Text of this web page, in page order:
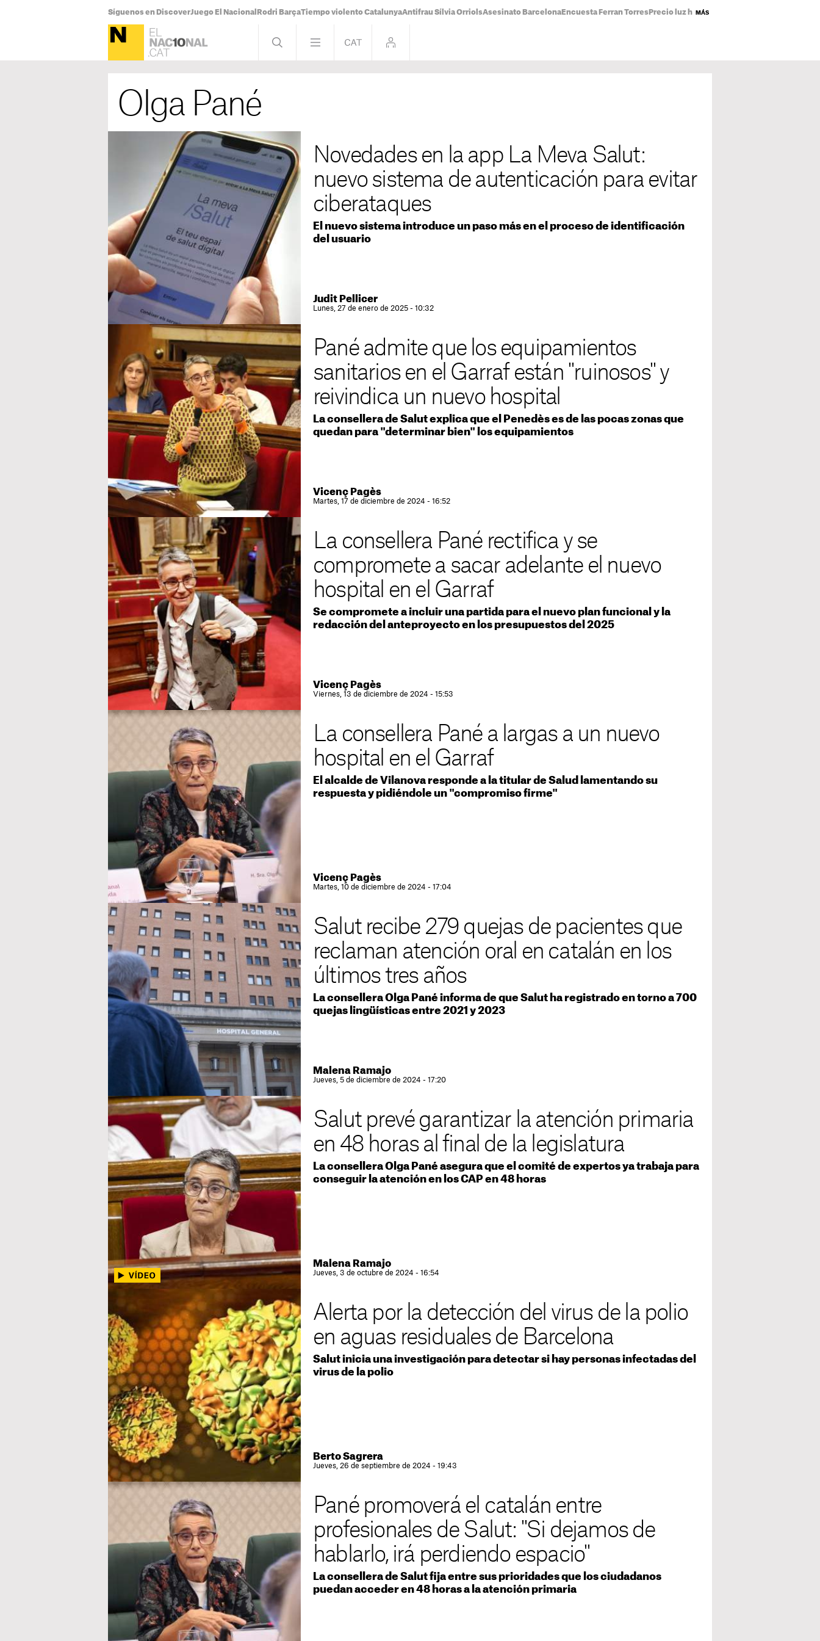
Síguenos en DiscoverJuego El Nacional Rodri BarçaTiempo violento CatalunyaAntifrau Sílvia OrriolsAsesinato Barcelona Encuesta Ferran Torres Precio luz hoyAbdoul El-Sayed
MÁS
Olga Pané
Novedades en la app La Meva Salut:
nuevo sistema de autenticación para evitar
ciberataques
El nuevo sistema introduce un paso más en el proceso de identificación
del usuario
Judit Pellicer
Lunes, 27 de enero de 2025 - 10:32
Pané admite que los equipamientos
sanitarios en el Garraf están "ruinosos" y
reivindica un nuevo hospital
La consellera de Salut explica que el Penedès es de las pocas zonas que
quedan para "determinar bien" los equipamientos
Vicenç Pagès
Martes, 17 de diciembre de 2024 - 16:52
La consellera Pané rectifica y se
compromete a sacar adelante el nuevo
hospital en el Garraf
Se compromete a incluir una partida para el nuevo plan funcional y la
redacción del anteproyecto en los presupuestos del 2025
Vicenç Pagès
Viernes, 13 de diciembre de 2024 - 15:53
La consellera Pané a largas a un nuevo
hospital en el Garraf
El alcalde de Vilanova responde a la titular de Salud lamentando su
respuesta y pidiéndole un "compromiso firme"
Vicenç Pagès
Martes, 10 de diciembre de 2024 - 17:04
Salut recibe 279 quejas de pacientes que
reclaman atención oral en catalán en los
últimos tres años
La consellera Olga Pané informa de que Salut ha registrado en torno a 700
quejas lingüísticas entre 2021 y 2023
Malena Ramajo
Jueves, 5 de diciembre de 2024 - 17:20
Salut prevé garantizar la atención primaria
en 48 horas al final de la legislatura
La consellera Olga Pané asegura que el comité de expertos ya trabaja para
conseguir la atención en los CAP en 48 horas
Malena Ramajo
Jueves, 3 de octubre de 2024 - 16:54
Alerta por la detección del virus de la polio
en aguas residuales de Barcelona
Salut inicia una investigación para detectar si hay personas infectadas del
virus de la polio
Berto Sagrera
Jueves, 26 de septiembre de 2024 - 19:43
Pané promoverá el catalán entre
profesionales de Salut: "Si dejamos de
hablarlo, irá perdiendo espacio"
La consellera de Salut fija entre sus prioridades que los ciudadanos
puedan acceder en 48 horas a la atención primaria